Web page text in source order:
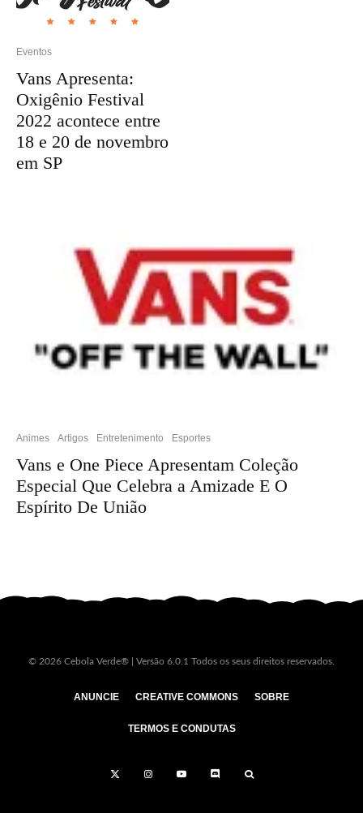
Eventos
Vans Apresenta:
Oxigênio Festival
2022 acontece entre
18 e 20 de novembro
em SP
Animes Artigos Entretenimento Esportes
Vans e One Piece Apresentam Coleção
Especial Que Celebra a Amizade E O
Espírito De União
© 2026 Cebola Verde® | Versão 6.0.1 Todos os seus direitos reservados.
ANUNCIE CREATIVE COMMONS SOBRE
TERMOS E CONDUTAS